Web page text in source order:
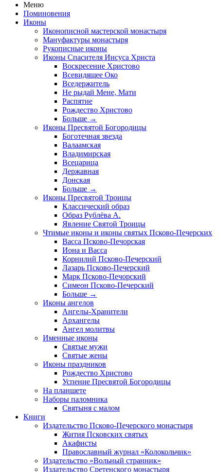
Меню
Поминовения
Иконы
Иконописной мастерской монастыря
Мануфактуры монастыря
Рукописные иконы
Иконы Спасителя Иисуса Христа
Воскресение Христово
Всевидящее Око
Вседержитель
Не рыдай Мене, Мати
Распятие
Рождество Христово
Больше →
Иконы Пресвятой Богородицы
Боготечная звезда
Валаамская
Владимирская
Всецарица
Державная
Донская
Больше →
Иконы Пресвятой Троицы
Классический образ
Образ Рублёва А.
Явление Святой Троицы
Чтимые иконы и иконы святых Псково-Печерских
Васса Псково-Печорская
Иона и Васса
Корнилий Псково-Печерский
Лазарь Псково-Печерский
Марк Псково-Печорский
Симеон Псково-Печерский
Больше →
Иконы ангелов
Ангелы-Хранители
Архангелы
Ангел молитвы
Именные иконы
Святые мужи
Святые жены
Иконы праздников
Рождество Христово
Успение Пресвятой Богородицы
На планшете
Наборы паломника
Святыня с малом
Книги
Издательство Псково-Печерского монастыря
Жития Псковских святых
Акафисты
Православный журнал «Колокольчик»
Издательство «Вольный странник»
Издательство Сретенского монастыря